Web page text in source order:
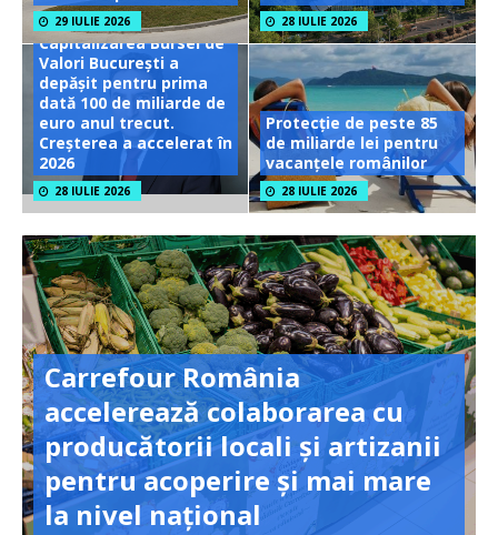
29 IULIE 2026 28 IULIE 2026
Capitalizarea Bursei de
Valori București a
depășit pentru prima
dată 100 de miliarde de
euro anul trecut.
Creșterea a accelerat în
2026
28 IULIE 2026
Protecție de peste 85
de miliarde lei pentru
vacanțele românilor
28 IULIE 2026
Carrefour România
accelerează colaborarea cu
producătorii locali și artizanii
pentru acoperire și mai mare
la nivel național